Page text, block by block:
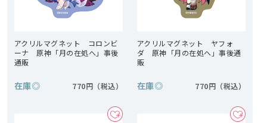
アクリルマグネット コロンビ
ーナ 原神「月の在処へ」事後
通販
在庫◎ 770円
アクリルマグネット ヤフォ
ダ 原神「月の在処へ」事後通
販
在庫◎ 770円